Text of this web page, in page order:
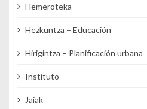
Hemeroteka
Hezkuntza – Educación
Hirigintza – Planificación urbana
Instituto
Jaiak